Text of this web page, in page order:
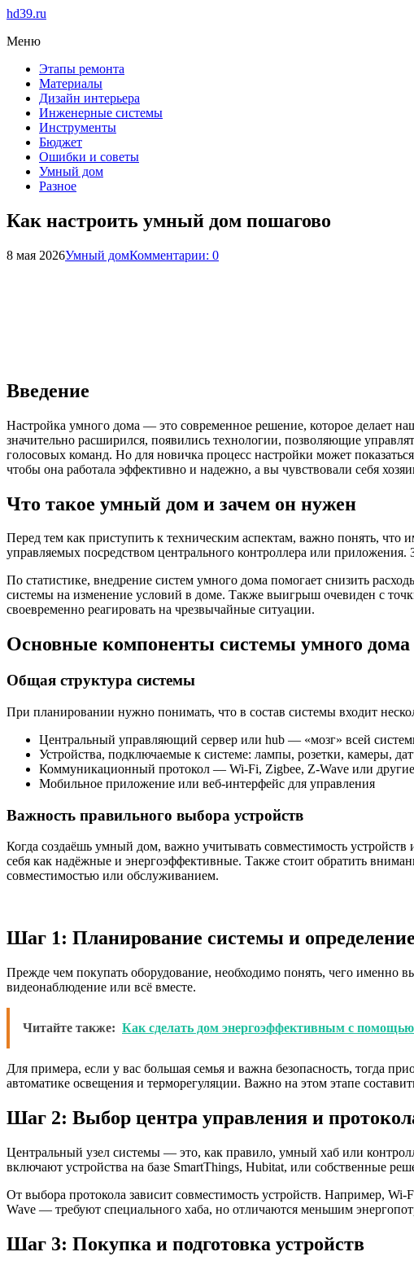
hd39.ru
Меню
Этапы ремонта
Материалы
Дизайн интерьера
Инженерные системы
Инструменты
Бюджет
Ошибки и советы
Умный дом
Разное
Как настроить умный дом пошагово
8 мая 2026Умный домКомментарии: 0
Введение
Настройка умного дома — это современное решение, которое делает
значительно расширился, появились технологии, позволяющие
голосовых команд. Но для новичка процесс настройки может
чтобы она работала эффективно и надежно, а вы чувствовали себя
Что такое умный дом и зачем он нужен
Перед тем как приступить к техническим аспектам, важно понять,
управляемых посредством центрального контроллера или
По статистике, внедрение систем умного дома помогает снизить
системы на изменение условий в доме. Также выигрыш очевиден с
своевременно реагировать на чрезвычайные ситуации.
Основные компоненты системы умного дома
Общая структура системы
При планировании нужно понимать, что в состав системы входит
Центральный управляющий сервер или hub — «мозг» всей
Устройства, подключаемые к системе: лампы, розетки, камеры,
Коммуникационный протокол — Wi-Fi, Zigbee, Z-Wave или другие
Мобильное приложение или веб-интерфейс для управления
Важность правильного выбора устройств
Когда создаёшь умный дом, важно учитывать совместимость
себя как надёжные и энергоэффективные. Также стоит обратить
совместимостью или обслуживанием.
Шаг 1: Планирование системы и
Прежде чем покупать оборудование, необходимо понять, чего именно
видеонаблюдение или всё вместе.
Читайте также: Как сделать дом энергоэффективным с помощью
Для примера, если у вас большая семья и важна безопасность, тогда
автоматике освещения и терморегуляции. Важно на этом этапе
Шаг 2: Выбор центра управления и
Центральный узел системы — это, как правило, умный хаб или
включают устройства на базе SmartThings, Hubitat, или собственные
От выбора протокола зависит совместимость устройств. Например,
Wave — требуют специального хаба, но отличаются меньшим
Шаг 3: Покупка и подготовка устройств